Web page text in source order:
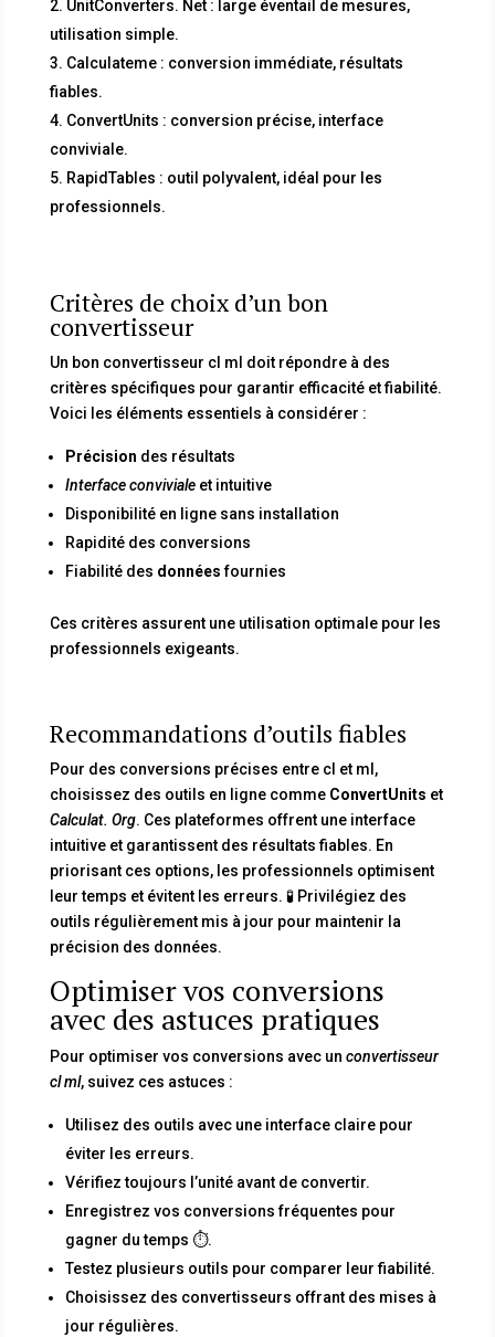
UnitConverters. Net : large éventail de mesures,
utilisation simple.
Calculateme : conversion immédiate, résultats
fiables.
ConvertUnits : conversion précise, interface
conviviale.
RapidTables : outil polyvalent, idéal pour les
professionnels.
Critères de choix d’un bon
convertisseur
Un bon convertisseur cl ml doit répondre à des
critères spécifiques pour garantir efficacité et fiabilité.
Voici les éléments essentiels à considérer :
Précision des résultats
Interface convivialeet intuitive
Disponibilité en ligne sans installation
Rapidité des conversions
Fiabilité des donnéesfournies
Ces critères assurent une utilisation optimale pour les
professionnels exigeants.
Recommandations d’outils fiables
Pour des conversions précises entre cl et ml,
choisissez des outils en ligne comme ConvertUnits et
Calculat. Org. Ces plateformes offrent une interface
intuitive et garantissent des résultats fiables. En
priorisant ces options, les professionnels optimisent
leur temps et évitent les erreurs. 🧪 Privilégiez des
outils régulièrement mis à jour pour maintenir la
précision des données.
Optimiser vos conversions
avec des astuces pratiques
Pour optimiser vos conversions avec un convertisseur
cl ml, suivez ces astuces :
Utilisez des outils avec une interface claire pour
éviter les erreurs.
Vérifiez toujours l’unité avant de convertir.
Enregistrez vos conversions fréquentes pour
gagner du temps ⏱️.
Testez plusieurs outils pour comparer leur fiabilité.
Choisissez des convertisseurs offrant des mises à
jour régulières.